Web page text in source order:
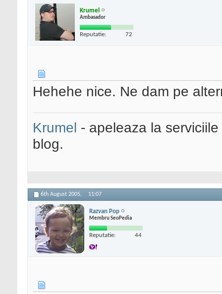
Krumel
Ambasador
Reputatie: 72
Hehehe nice. Ne dam pe
Krumel - apeleaza la
blog.
6th August 2005, 11:07
Razvan Pop
Membru SeoPedia
Reputatie: 44